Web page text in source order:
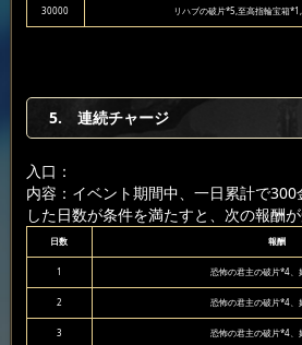
30000 リハブの破片*5,至高指輪宝箱
5. 連続チャージ
入口：
内容：イベント期間中、一日累計で
した日数が条件を満たすと、次の報酬が
日数 報酬
1 恐怖の君主の破片*4、
2 恐怖の君主の破片*4、
3 恐怖の君主の破片*4、